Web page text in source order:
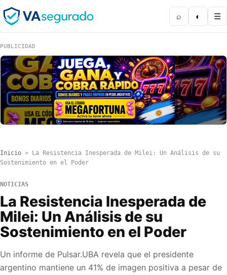
⌕ ◐ ☰
PUBLICIDAD
Inicio »
La Resistencia Inesperada de Milei: Un Análisis de su
Sostenimiento en el Poder
NOTICIAS
La Resistencia Inesperada de
Milei: Un Análisis de su
Sostenimiento en el Poder
Un informe de Pulsar.UBA revela que el presidente
argentino mantiene un 41% de imagen positiva a pesar de